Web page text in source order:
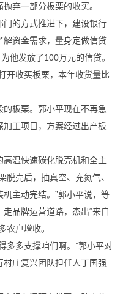
弃一部分板栗的收买。
的方式推进下，建设银行
资金需求，量身定做信贷
他发放了100万元的信贷。
开收买板栗，本年收货量比
板栗。郭小平现在不再急
工项目，方案经过出产板
温快速碳化脱壳机和全主
脱壳后，抽真空、充氮气、
主动完结。”郭小平说，等
品牌运营道路，杰出“来自
农户增收。
多支撑咱们啊。”郭小平对
庄复兴团队担任人丁国强